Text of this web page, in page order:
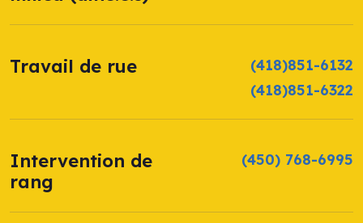
Travail de rue
(418)851-6132
(418)851-6322
Intervention de
rang
(450) 768-6995